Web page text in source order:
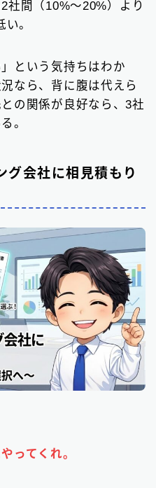
社間（10%〜20%）より
。
という気持ちはわか
なら、背に腹は代えら
の関係が良好なら、3社
。
会社に相見積もり
ってくれ。